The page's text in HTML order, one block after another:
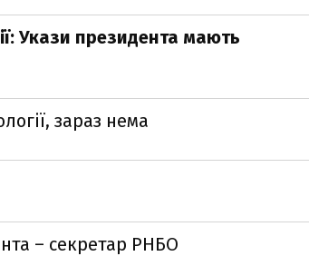
Укази президента мають
зараз нема
– секретар РНБО